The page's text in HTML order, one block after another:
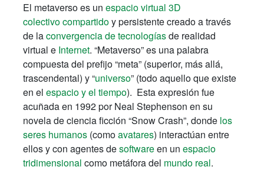
El metaverso es un espacio virtual 3D
colectivo compartidoy persistente creado a través
de laconvergencia de tecnologíasde realidad
virtual e Internet. “Metaverso” es una palabra
compuesta del prefijo “meta” (superior, más allá,
trascendental) y “universo” (todo aquello que existe
en el espacio y el tiempo). Esta expresión fue
acuñada en 1992 por Neal Stephenson en su
novela de ciencia ficción “Snow Crash”, donde los
seres humanos (comoavatares) interactúan entre
ellos y con agentes desoftwareen un espacio
tridimensional como metáfora del mundo real.